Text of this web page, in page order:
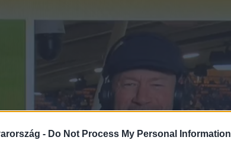
- Do Not Process My Personal Information